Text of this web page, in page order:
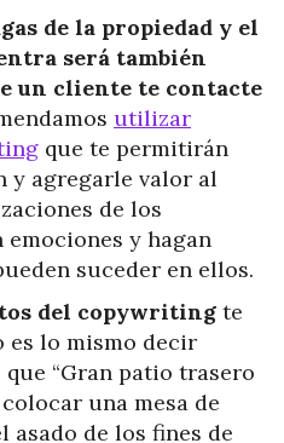
de la propiedad y el
será también
un cliente te contacte
utilizar
que te permitirán
y agregarle valor al
de los
emociones y hagan
suceder en ellos.
del copywriting te
es lo mismo decir
que “Gran patio trasero
una mesa de
asado de los fines de